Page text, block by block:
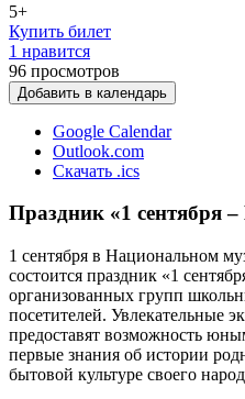
5+
Купить билет
1 нравится
96 просмотров
Добавить в календарь
Google Calendar
Outlook.com
Скачать .ics
Праздник «1 сентября
1 сентября в Национальном
состоится праздник «1
организованных групп
посетителей. Увлекательные
предоставят возможность
первые знания об истории
бытовой культуре своего